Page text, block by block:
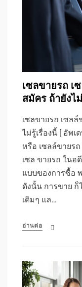
เซลขายรถ เ
สมัคร ถ้ายังไ
เซลขายรถ เซล
ไม่รู้เรื่องนี้ [ อัพเ
หรือ เซลล์ขายร
เซล ขายรถ ในอ
แบบของการซื้อ
ดังนั้น การขาย ก็
เดิมๆ แล…
อ่านต่อ